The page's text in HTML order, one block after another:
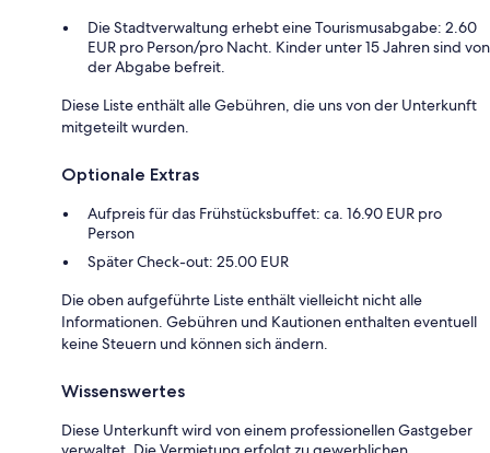
Die Stadtverwaltung erhebt eine Tourismusabgabe: 2.60
EUR pro Person/pro Nacht. Kinder unter 15 Jahren sind von
der Abgabe befreit.
Diese Liste enthält alle Gebühren, die uns von der Unterkunft
mitgeteilt wurden.
Optionale Extras
Aufpreis für das Frühstücksbuffet: ca. 16.90 EUR pro
Person
Später Check-out: 25.00 EUR
Die oben aufgeführte Liste enthält vielleicht nicht alle
Informationen. Gebühren und Kautionen enthalten eventuell
keine Steuern und können sich ändern.
Wissenswertes
Diese Unterkunft wird von einem professionellen Gastgeber